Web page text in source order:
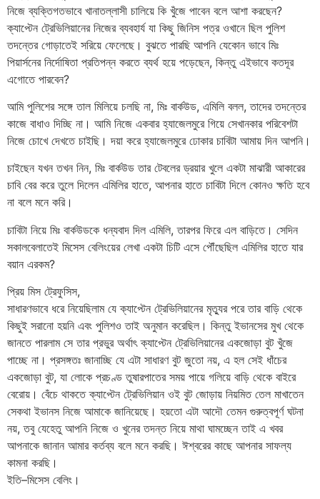
নিজে ব্যক্তিগতভাবে খানাতল্লাসী চালিয়ে কি খুঁজে পাবেন বলে আশা করছেন?
ক্যাপ্টেন ট্রেভিলিয়ানের নিজের ব্যবহার্য যা কিছু জিনিস পত্র ওখানে ছিল পুলিশ
তদন্তের গোড়াতেই সরিয়ে ফেলেছে। বুঝতে পারছি আপনি যেকোন ভাবে মিঃ
পিয়ার্সনের নির্দোষিতা প্রতিপন্ন করতে ব্যর্থ হয়ে পড়েছেন, কিন্তু এইভাবে কতদূর
এগোতে পারবেন?
আমি পুলিশের সঙ্গে তাল মিলিয়ে চলছি না, মিঃ বার্কউড, এমিলি বলল, তাদের তদন্তের
কাজে বাধাও দিচ্ছি না। আমি নিজে একবার হ্যাজেলমুরে গিয়ে সেখানকার পরিবেশটা
নিজে চোখে দেখতে চাইছি। দয়া করে হ্যাজেলমুরে ঢোকার চাবিটা আমায় দিন আপনি।
চাইছেন যখন তখন নিন, মিঃ বার্কউড তার টেবলের ড্রয়ার খুলে একটা মাঝারী আকারের
চাবি বের করে তুলে দিলেন এমিলির হাতে, আপনার হাতে চাবিটা দিলে কোনও ক্ষতি হবে
না বলে মনে করি।
চাবিটা নিয়ে মিঃ বার্কউডকে ধন্যবাদ দিল এমিলি, তারপর ফিরে এল বাড়িতে। সেদিন
সকালবেলাতেই মিসেস বেলিংয়ের লেখা একটা চিটি এসে পৌঁছেছিল এমিলির হাতে যার
বয়ান এরকম?
প্রিয় মিস ট্রেফুসিস,
সাধারণভাবে ধরে নিয়েছিলাম যে ক্যাপ্টেন ট্রেভিলিয়ানের মৃত্যুর পরে তার বাড়ি থেকে
কিছুই সরানো হয়নি এবং পুলিশও তাই অনুমান করেছিল। কিন্তু ইভানসের মুখ থেকে
জানতে পারলাম সে তার প্রভুর অর্থাৎ ক্যাপ্টেন ট্রেভিলিয়ানের একজোড়া বুট খুঁজে
পাচ্ছে না। প্রসঙ্গতঃ জানাচ্ছি যে এটা সাধারণ বুট জুতো নয়, এ হল সেই ধাঁচের
একজোড়া বুট, যা লোকে প্রচণ্ড তুষারপাতের সময় পায়ে গলিয়ে বাড়ি থেকে বাইরে
বেরোয়। বেঁচে থাকতে ক্যাপ্টেন ট্রেভিলিয়ান ওই বুট জোড়ায় নিয়মিত তেল মাখাতেন
সেকথা ইভানস নিজে আমাকে জানিয়েছে। হয়তো এটা আদৌ তেমন গুরুত্বপূর্ণ ঘটনা
নয়, তবু যেহেতু আপনি নিজে ও খুনের তদন্ত নিয়ে মাথা ঘামচ্ছেন তাই এ খবর
আপনাকে জানান আমার কর্তব্য বলে মনে করছি। ঈশ্বরের কাছে আপনার সাফল্য
কামনা করছি।
ইতি–মিসেস বেলিং।